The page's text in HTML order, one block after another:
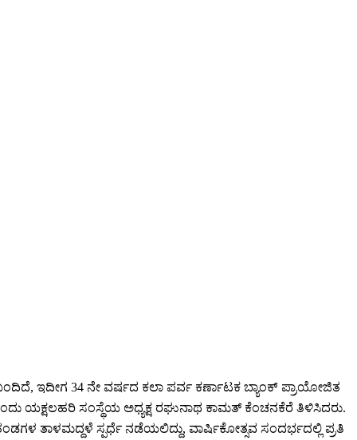
ಇದೀಗ 34 ನೇ ವರ್ಷದ ಕಲಾ ಪರ್ವ ಕರ್ಣಾಟಕ ಬ್ಯಾಂಕ್ ಪ್ರಾಯೋಜಿತ
ಯಕ್ಷಲಹರಿ ಸಂಸ್ಥೆಯ ಅಧ್ಯಕ್ಷ ರಘುನಾಥ ಕಾಮತ್ ಕೆಂಚನಕೆರೆ ತಿಳಿಸಿದರು.
ತಾಳಮದ್ದಳೆ ಸ್ಪರ್ಧೆ ನಡೆಯಲಿದ್ದು, ವಾರ್ಷಿಕೋತ್ಸವ ಸಂದರ್ಭದಲ್ಲಿ ಪ್ರತಿ